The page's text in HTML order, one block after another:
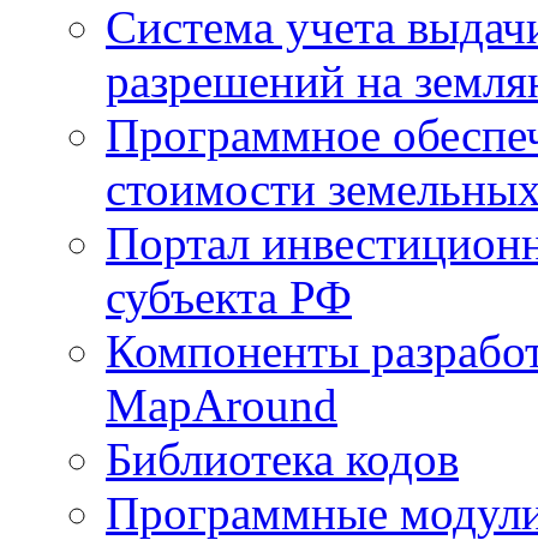
Система учета
разрешений на
Программное
стоимости
Портал
субъекта РФ
Компоненты
MapAround
Библиотека кодов
Программные